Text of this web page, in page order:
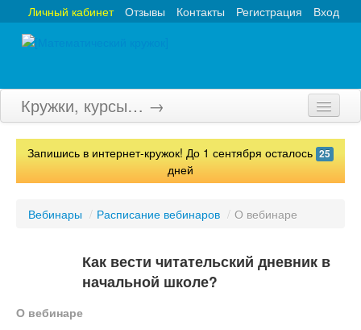
Вход
Регистрация
Контакты
Отзывы
Личный кабинет
Кружки, курсы… →
Главная
Запишись в интернет-кружок! До 1 сентября осталось 25
дней
Вебинары / Расписание вебинаров / О вебинаре
Как вести читательский дневник в
начальной школе?
О вебинаре